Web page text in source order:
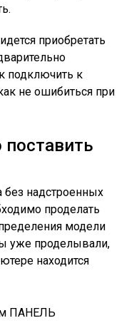
приобретать
подключить к
не ошибиться при
без надстроенных
проделать
модели
уже проделывали,
находится
ПАНЕЛЬ